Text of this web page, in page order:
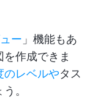
ー 」機能もあ
作成できま
のレベルやタス
。